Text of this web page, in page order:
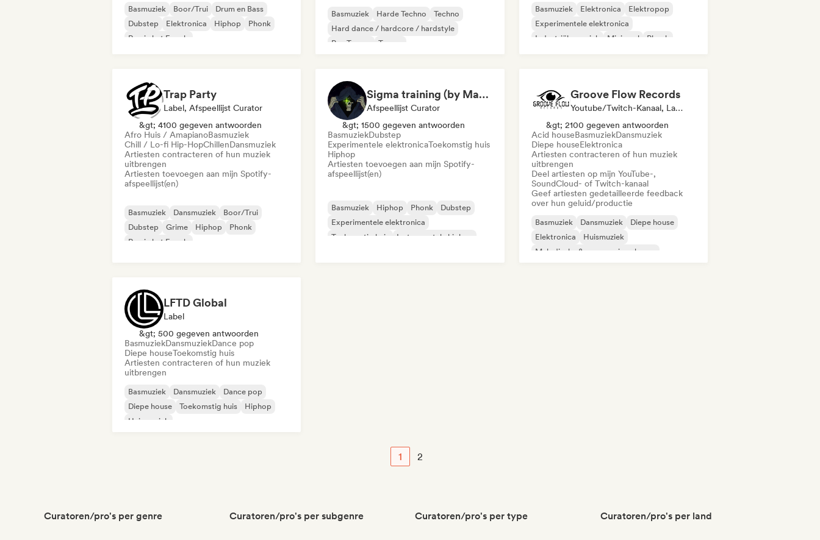
Basmuziek Boor/Trui
Drum en Bass
Dubstep
Elektronica Hiphop
Phonk
Rap in het Engels
Basmuziek Harde Techno
Techno
Hard dance / hardcore / hardstyle
Psy-Trance
Trance
Basmuziek Elektronica
Elektropop
Experimentele elektronica
Industriële muziek
Minimaal
Phonk
Trap Party
Label, Afspeellijst Curator
&gt; 4100 gegeven antwoorden
Afro Huis / AmapianoBasmuziek
Chill / Lo-fi Hip-HopChillenDansmuziek
Artiesten contracteren of hun muziek
uitbrengen
Artiesten toevoegen aan mijn Spotify-
afspeellijst(en)
Basmuziek Dansmuziek
Boor/Trui
Dubstep
Grime Hiphop
Phonk
Rap in het Engels
Sigma training (by Mastery Gallery)
Afspeellijst Curator
&gt; 1500 gegeven antwoorden
BasmuziekDubstep
Experimentele elektronicaToekomstig huis
Hiphop
Artiesten toevoegen aan mijn Spotify-
afspeellijst(en)
Basmuziek Hiphop Phonk
Dubstep
Experimentele elektronica
Toekomstig huis
Instrumentale hiphop
Groove Flow Records
Youtube/Twitch-Kanaal, Label, Geluidsexpert
&gt; 2100 gegeven antwoorden
Acid houseBasmuziekDansmuziek
Diepe houseElektronica
Artiesten contracteren of hun muziek
uitbrengen
Deel artiesten op mijn YouTube-,
SoundCloud- of Twitch-kanaal
Geef artiesten gedetailleerde feedback
over hun geluid/productie
Basmuziek Dansmuziek
Diepe house
Elektronica
Huismuziek
Melodische & progressieve house
LFTD Global
Label
&gt; 500 gegeven antwoorden
BasmuziekDansmuziekDance pop
Diepe houseToekomstig huis
Artiesten contracteren of hun muziek
uitbrengen
Basmuziek Dansmuziek
Dance pop
Diepe house
Toekomstig huis
Hiphop
Huismuziek
1 2
Curatoren/pro's per genre Curatoren/pro's per subgenre Curatoren/pro's per type Curatoren/pro's per land